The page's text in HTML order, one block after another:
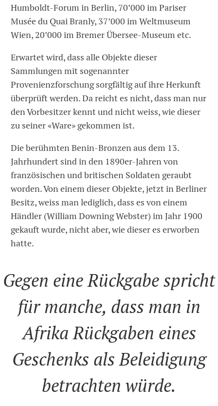
Humboldt-Forum in Berlin, 70’000 im Pariser
Musée du Quai Branly, 37’000 im Weltmuseum
Wien, 20’000 im Bremer Übersee-Museum etc.
Erwartet wird, dass alle Objekte dieser
Sammlungen mit sogenannter
Provenienzforschung sorgfältig auf ihre Herkunft
überprüft werden. Da reicht es nicht, dass man nur
den Vorbesitzer kennt und nicht weiss, wie dieser
zu seiner «Ware» gekommen ist.
Die berühmten Benin-Bronzen aus dem 13.
Jahrhundert sind in den 1890er-Jahren von
französischen und britischen Soldaten geraubt
worden. Von einem dieser Objekte, jetzt in Berliner
Besitz, weiss man lediglich, dass es von einem
Händler (William Downing Webster) im Jahr 1900
gekauft wurde, nicht aber, wie dieser es erworben
hatte.
Gegen eine Rückgabe spricht
für manche, dass man in
Afrika Rückgaben eines
Geschenks als Beleidigung
betrachten würde.